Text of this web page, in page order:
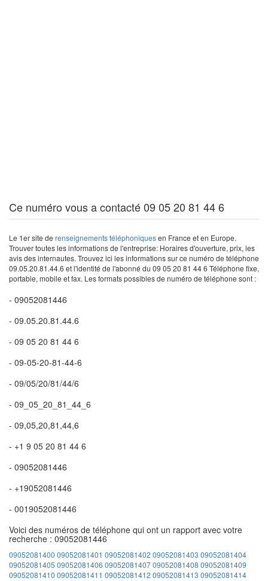
Ce numéro vous a contacté 09 05 20 81 44 6
Le 1er site de renseignements téléphoniquesen France et en Europe.
Trouver toutes les informations de l'entreprise: Horaires d'ouverture, prix, les
avis des internautes. Trouvez ici les informations sur ce numéro de téléphone
09.05.20.81.44.6 et l'identité de l'abonné du 09 05 20 81 44 6 Téléphone fixe,
portable, mobile et fax. Les formats possibles de numéro de téléphone sont :
- 09052081446
- 09.05.20.81.44.6
- 09 05 20 81 44 6
- 09-05-20-81-44-6
- 09/05/20/81/44/6
- 09_05_20_81_44_6
- 09,05,20,81,44,6
- +1 9 05 20 81 44 6
- 09052081446
- +19052081446
- 0019052081446
Voici des numéros de téléphone qui ont un rapport avec votre
recherche : 09052081446
09052081400 09052081401 09052081402 09052081403 09052081404
09052081405 09052081406 0905208140709052081408 09052081409
09052081410 09052081411 09052081412 09052081413 09052081414